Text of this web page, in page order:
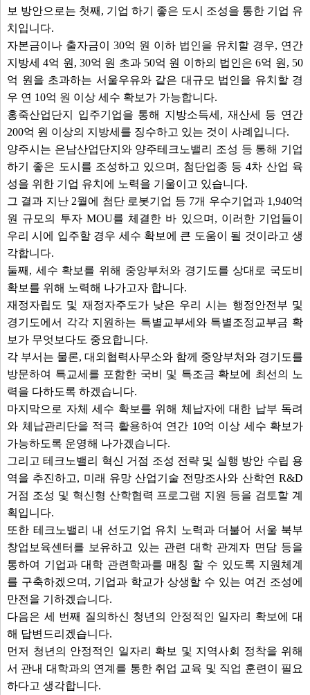
보 방안으로는 첫째, 기업 하기 좋은 도시 조성을 통한 기업 유
치입니다.
자본금이나 출자금이 30억 원 이하 법인을 유치할 경우, 연간
지방세 4억 원, 30억 원 초과 50억 원 이하의 법인은 6억 원, 50
억 원을 초과하는 서울우유와 같은 대규모 법인을 유치할 경
우 연 10억 원 이상 세수 확보가 가능합니다.
홍죽산업단지 입주기업을 통해 지방소득세, 재산세 등 연간
200억 원 이상의 지방세를 징수하고 있는 것이 사례입니다.
양주시는 은남산업단지와 양주테크노밸리 조성 등 통해 기업
하기 좋은 도시를 조성하고 있으며, 첨단업종 등 4차 산업 육
성을 위한 기업 유치에 노력을 기울이고 있습니다.
그 결과 지난 2월에 첨단 로봇기업 등 7개 우수기업과 1,940억
원 규모의 투자 MOU를 체결한 바 있으며, 이러한 기업들이
우리 시에 입주할 경우 세수 확보에 큰 도움이 될 것이라고 생
각합니다.
둘째, 세수 확보를 위해 중앙부처와 경기도를 상대로 국도비
확보를 위해 노력해 나가고자 합니다.
재정자립도 및 재정자주도가 낮은 우리 시는 행정안전부 및
경기도에서 각각 지원하는 특별교부세와 특별조정교부금 확
보가 무엇보다도 중요합니다.
각 부서는 물론, 대외협력사무소와 함께 중앙부처와 경기도를
방문하여 특교세를 포함한 국비 및 특조금 확보에 최선의 노
력을 다하도록 하겠습니다.
마지막으로 자체 세수 확보를 위해 체납자에 대한 납부 독려
와 체납관리단을 적극 활용하여 연간 10억 이상 세수 확보가
가능하도록 운영해 나가겠습니다.
그리고 테크노밸리 혁신 거점 조성 전략 및 실행 방안 수립 용
역을 추진하고, 미래 유망 산업기술 전망조사와 산학연 R&D
거점 조성 및 혁신형 산학협력 프로그램 지원 등을 검토할 계
획입니다.
또한 테크노밸리 내 선도기업 유치 노력과 더불어 서울 북부
창업보육센터를 보유하고 있는 관련 대학 관계자 면담 등을
통하여 기업과 대학 관련학과를 매칭 할 수 있도록 지원체계
를 구축하겠으며, 기업과 학교가 상생할 수 있는 여건 조성에
만전을 기하겠습니다.
다음은 세 번째 질의하신 청년의 안정적인 일자리 확보에 대
해 답변드리겠습니다.
먼저 청년의 안정적인 일자리 확보 및 지역사회 정착을 위해
서 관내 대학과의 연계를 통한 취업 교육 및 직업 훈련이 필요
하다고 생각합니다.